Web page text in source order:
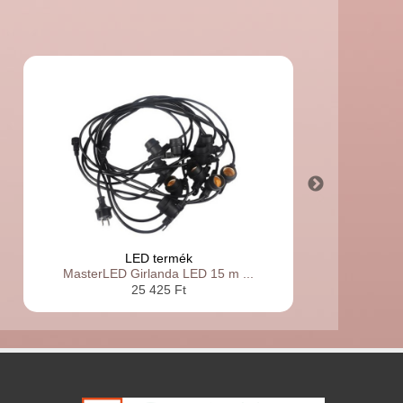
LED termék
MasterLED Girlanda LED 15 m ...
25 425 Ft